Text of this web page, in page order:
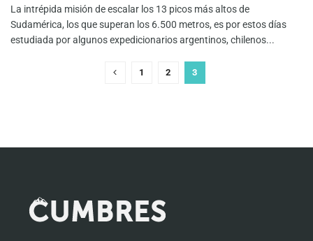
La intrépida misión de escalar los 13 picos más altos de
Sudamérica, los que superan los 6.500 metros, es por estos días
estudiada por algunos expedicionarios argentinos, chilenos...
1 2 3